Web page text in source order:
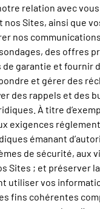
relation avec
Sites, ainsi que
nos
des offres
garantie et fournir
et gérer des
des rappels et des
À titre
exigences
émanant
de sécurité, aux
Sites ; et préserver
utiliser vos
fins cohérentes